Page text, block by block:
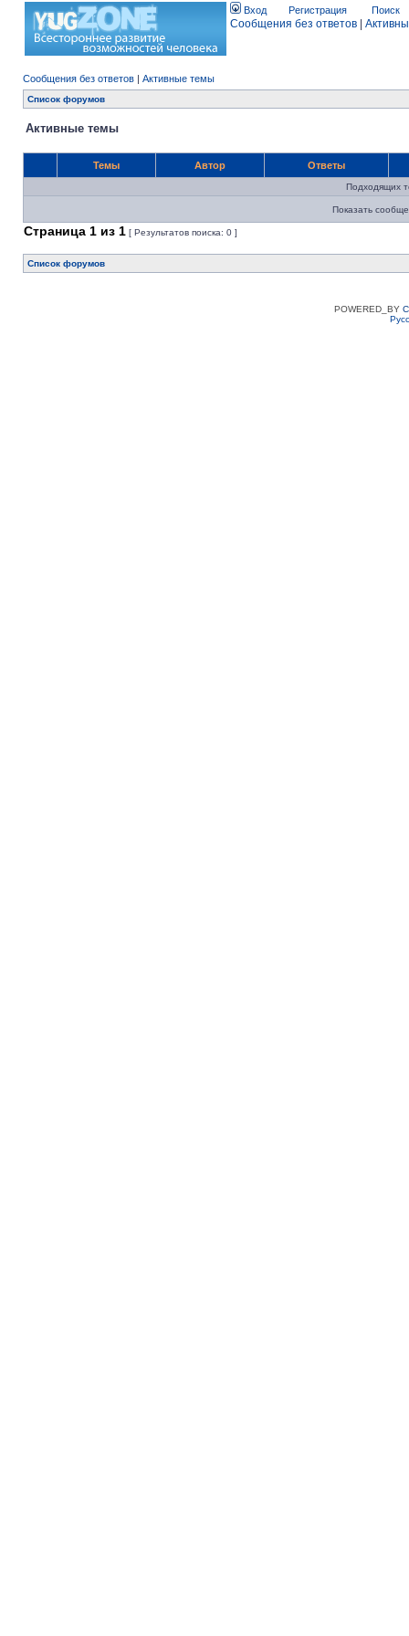
Вход Регистрация Поиск
Сообщения без ответов
Сообщения без ответов | Активные темы
Список форумов
Активные темы
Темы Автор Ответы
Подходящих
Показать
Страница 1 из 1 [ Результатов поиска: 0 ]
Список форумов
POWERED_BY